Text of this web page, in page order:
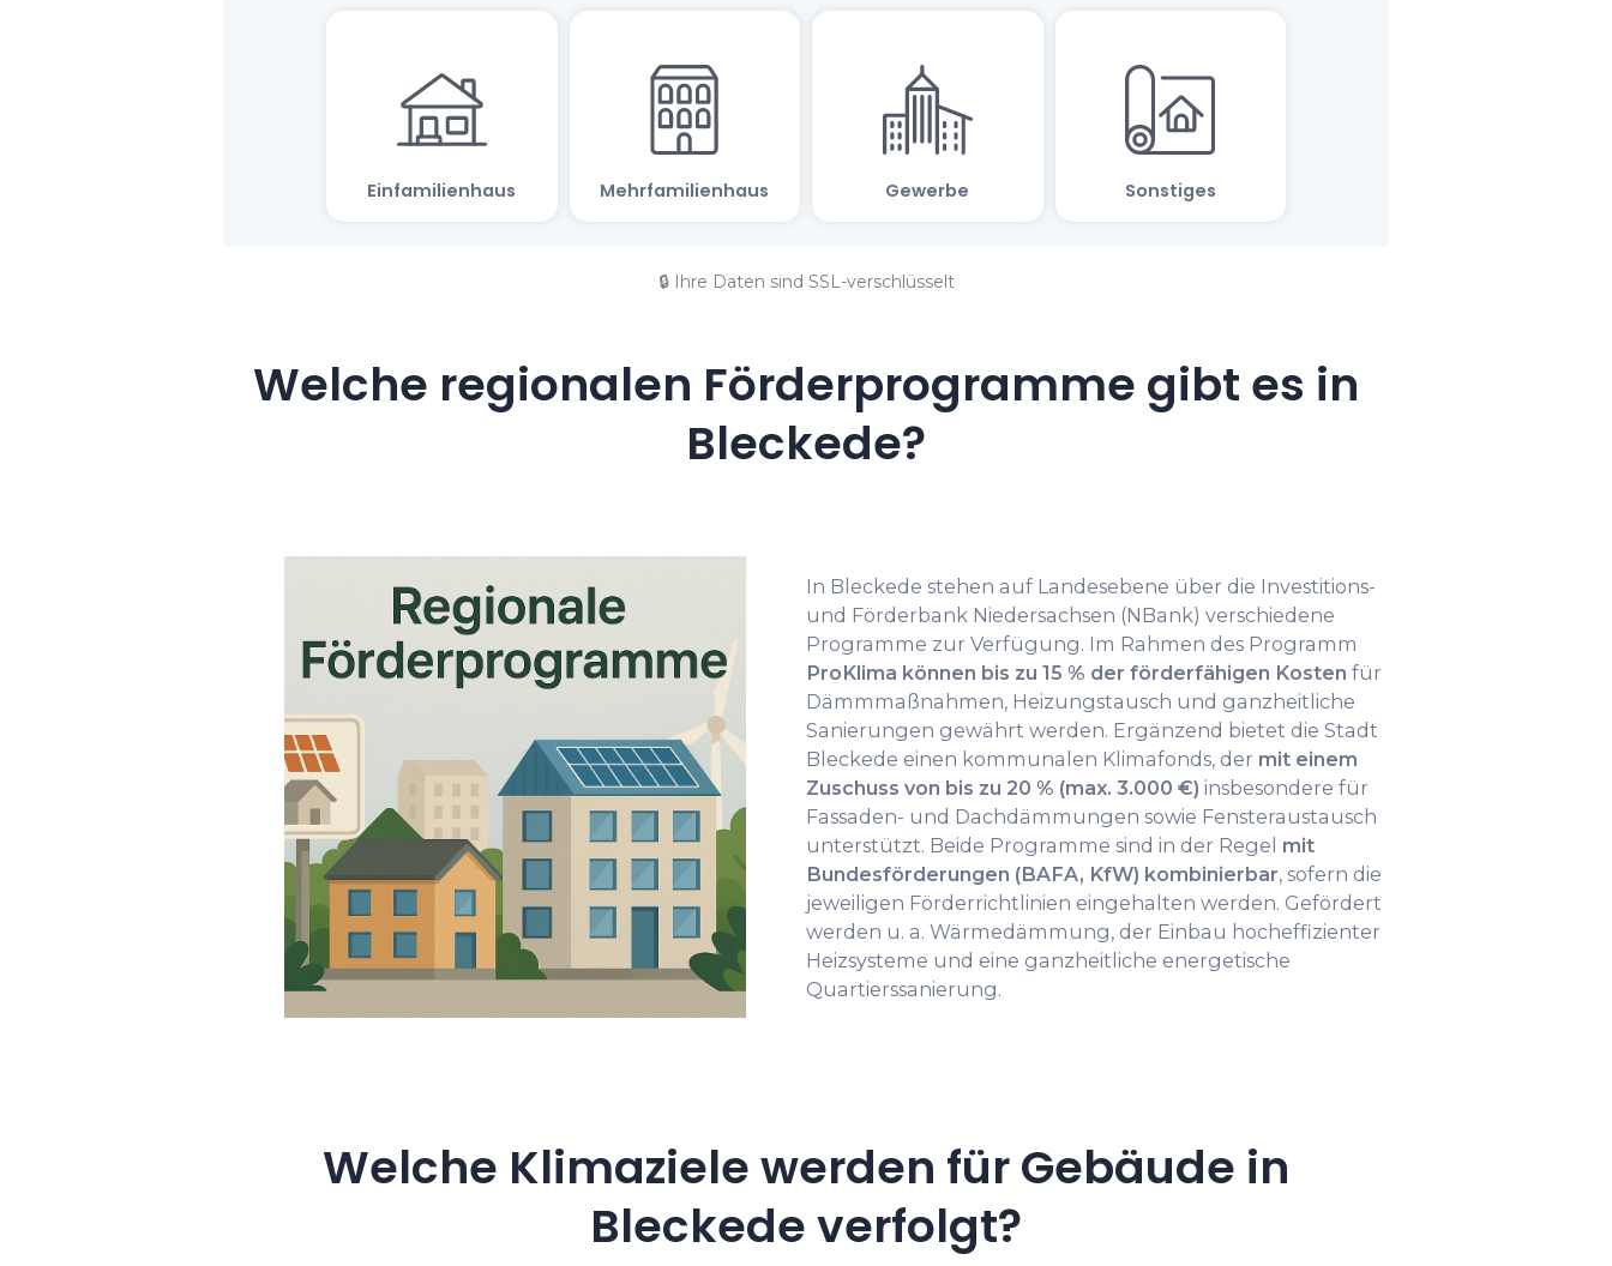
🔒 Ihre Daten sind SSL-verschlüsselt
Welche regionalen Förderprogramme gibt es in
Bleckede?
In Bleckede stehen auf Landesebene über die Investitions-
und Förderbank Niedersachsen (NBank) verschiedene
Programme zur Verfügung. Im Rahmen des Programm
ProKlima können bis zu 15 % der förderfähigen Kosten für
Dämmmaßnahmen, Heizungstausch und ganzheitliche
Sanierungen gewährt werden. Ergänzend bietet die Stadt
Bleckede einen kommunalen Klimafonds, der mit einem
Zuschuss von bis zu 20 % (max. 3.000 €) insbesondere für
Fassaden- und Dachdämmungen sowie Fensteraustausch
unterstützt. Beide Programme sind in der Regel mit
Bundesförderungen (BAFA, KfW) kombinierbar, sofern die
jeweiligen Förderrichtlinien eingehalten werden. Gefördert
werden u. a. Wärmedämmung, der Einbau hocheffizienter
Heizsysteme und eine ganzheitliche energetische
Quartierssanierung.
Welche Klimaziele werden für Gebäude in
Bleckede verfolgt?